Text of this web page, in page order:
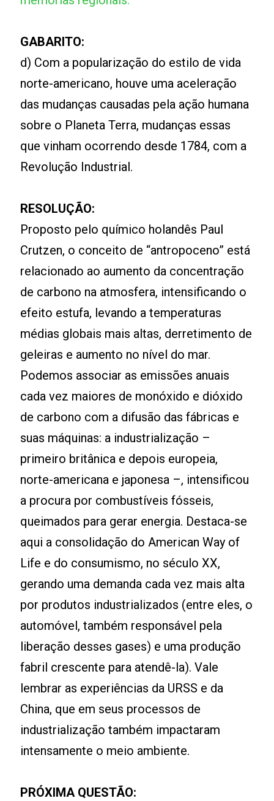
GABARITO:
d) Com a popularização do estilo de vida
norte-americano, houve uma aceleração
das mudanças causadas pela ação humana
sobre o Planeta Terra, mudanças essas
que vinham ocorrendo desde 1784, com a
Revolução Industrial.
RESOLUÇÃO:
Proposto pelo químico holandês Paul
Crutzen, o conceito de “antropoceno” está
relacionado ao aumento da concentração
de carbono na atmosfera, intensificando o
efeito estufa, levando a temperaturas
médias globais mais altas, derretimento de
geleiras e aumento no nível do mar.
Podemos associar as emissões anuais
cada vez maiores de monóxido e dióxido
de carbono com a difusão das fábricas e
suas máquinas: a industrialização –
primeiro britânica e depois europeia,
norte-americana e japonesa –, intensificou
a procura por combustíveis fósseis,
queimados para gerar energia. Destaca-se
aqui a consolidação do American Way of
Life e do consumismo, no século XX,
gerando uma demanda cada vez mais alta
por produtos industrializados (entre eles, o
automóvel, também responsável pela
liberação desses gases) e uma produção
fabril crescente para atendê-la). Vale
lembrar as experiências da URSS e da
China, que em seus processos de
industrialização também impactaram
intensamente o meio ambiente.
PRÓXIMA QUESTÃO: